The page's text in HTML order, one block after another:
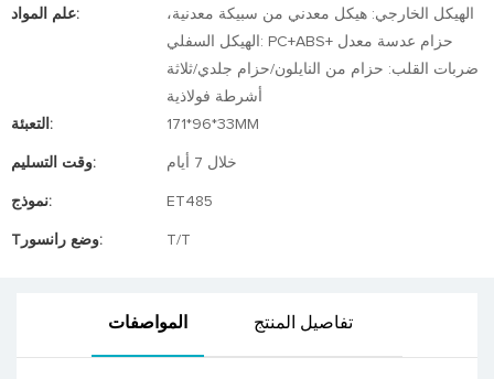
علم المواد:
الهيكل الخارجي: هيكل معدني من سبيكة معدنية،
الهيكل السفلي: PC+ABS+ حزام عدسة معدل
ضربات القلب: حزام من النايلون/حزام جلدي/ثلاثة
أشرطة فولاذية
التعبئة:
171*96*33MM
وقت التسليم: خلال 7 أيام
نموذج: ET485
Tوضع رانسور: T/T
المواصفات تفاصيل المنتج